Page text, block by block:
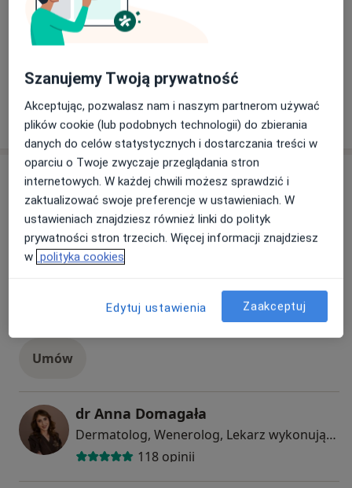
Konsultacja stomatologiczna
W jaki sposób ustalane są ceny?
Specjaliści
Wszystkie
Dermatolog, Wenerolog, Dermatolog dziecięcy
Umów
dr Anna Domagała
Dermatolog, Wenerolog, Lekarz wykonujący zabiegi medycyny estetycznej
118 opinii
Szanujemy Twoją prywatność
Akceptując, pozwalasz nam i naszym partnerom używać
plików cookie (lub podobnych technologii) do zbierania
danych do celów statystycznych i dostarczania treści w
oparciu o Twoje zwyczaje przeglądania stron
internetowych. W każdej chwili możesz sprawdzić i
zaktualizować swoje preferencje w ustawieniach. W
ustawieniach znajdziesz również linki do polityk
prywatności stron trzecich. Więcej informacji znajdziesz
w polityka cookies
Edytuj ustawienia Zaakceptuj